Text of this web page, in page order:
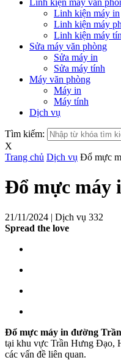
Linh kiện máy văn
Linh kiện máy in
Linh kiện máy
Linh kiện máy
Sửa máy văn phòng
Sửa máy in
Sửa máy tính
Máy văn phòng
Máy in
Máy tính
Dịch vụ
Tìm kiếm:
X
Trang chủ Dịch vụ Đổ mực
Đổ mực máy
21/11/2024 | Dịch vụ 332
Spread the love
Đổ mực máy in đường
tại khu vực Trần Hưng Đạo,
các vấn đề liên quan.